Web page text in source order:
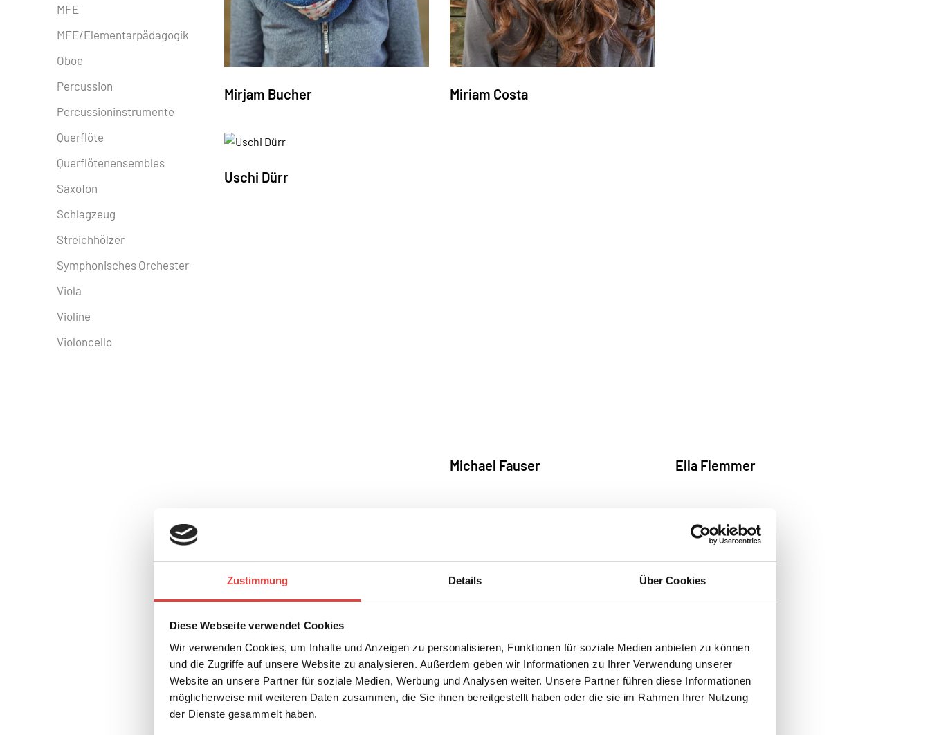
Zustimmung Details Über Cookies
Diese Webseite verwendet Cookies
Wir verwenden Cookies, um Inhalte und Anzeigen zu personalisieren, Funktionen für soziale Medien anbieten zu können
und die Zugriffe auf unsere Website zu analysieren. Außerdem geben wir Informationen zu Ihrer Verwendung unserer
Website an unsere Partner für soziale Medien, Werbung und Analysen weiter. Unsere Partner führen diese Informationen
möglicherweise mit weiteren Daten zusammen, die Sie ihnen bereitgestellt haben oder die sie im Rahmen Ihrer Nutzung
der Dienste gesammelt haben.
MFE
MFE/Elementarpädagogik
Oboe
Percussion
Percussioninstrumente
Querflöte
Querflötenensembles
Saxofon
Schlagzeug
Streichhölzer
Symphonisches Orchester
Viola
Violine
Violoncello
Mirjam Bucher Miriam Costa
Uschi Dürr
Michael Fauser Ella Flemmer